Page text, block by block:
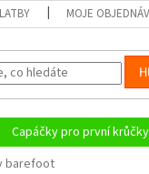
MOJE
Capáčky pro první krůčky
barefoot